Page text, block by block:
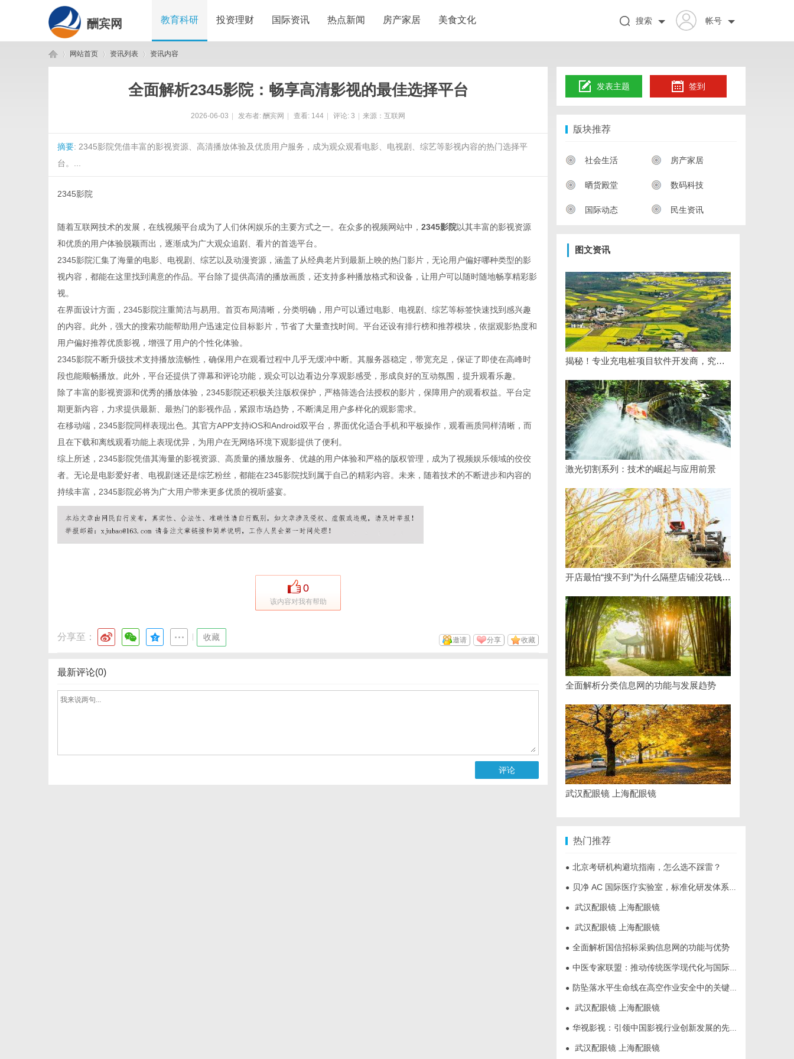
酬宾网 教育科研 投资理财 国际资讯 热点新闻 房产家居 美食文化 帐号
搜索
网站首页 资讯列表 资讯内容
全面解析2345影院：畅享高清影视的最佳选择平台
2026-06-03 发布者: 酬宾网 查看: 144 评论: 3 来源：互联网
摘要: 2345影院凭借丰富的影视资源、高清播放体验及优质用户服务，成为观众观看电影、电视剧、综艺等影视内容的热门选择平
台。...
2345影院
随着互联网技术的发展，在线视频平台成为了人们休闲娱乐的主要方式之一。在众多的视频网站中， 2345影院以其丰富的影视资源
和优质的用户体验脱颖而出，逐渐成为广大观众追剧、看片的首选平台。
2345影院汇集了海量的电影、电视剧、综艺以及动漫资源，涵盖了从经典老片到最新上映的热门影片，无论用户偏好哪种类型的影
视内容，都能在这里找到满意的作品。平台除了提供高清的播放画质，还支持多种播放格式和设备，让用户可以随时随地畅享精彩影
视。
在界面设计方面，2345影院注重简洁与易用。首页布局清晰，分类明确，用户可以通过电影、电视剧、综艺等标签快速找到感兴趣
的内容。此外，强大的搜索功能帮助用户迅速定位目标影片，节省了大量查找时间。平台还设有排行榜和推荐模块，依据观影热度和
用户偏好推荐优质影视，增强了用户的个性化体验。
2345影院不断升级技术支持播放流畅性，确保用户在观看过程中几乎无缓冲中断。其服务器稳定，带宽充足，保证了即使在高峰时
段也能顺畅播放。此外，平台还提供了弹幕和评论功能，观众可以边看边分享观影感受，形成良好的互动氛围，提升观看乐趣。
除了丰富的影视资源和优秀的播放体验，2345影院还积极关注版权保护，严格筛选合法授权的影片，保障用户的观看权益。平台定
期更新内容，力求提供最新、最热门的影视作品，紧跟市场趋势，不断满足用户多样化的观影需求。
在移动端，2345影院同样表现出色。其官方APP支持iOS和Android双平台，界面优化适合手机和平板操作，观看画质同样清晰，而
且在下载和离线观看功能上表现优异，为用户在无网络环境下观影提供了便利。
综上所述，2345影院凭借其海量的影视资源、高质量的播放服务、优越的用户体验和严格的版权管理，成为了视频娱乐领域的佼佼
者。无论是电影爱好者、电视剧迷还是综艺粉丝，都能在2345影院找到属于自己的精彩内容。未来，随着技术的不断进步和内容的
持续丰富，2345影院必将为广大用户带来更多优质的视听盛宴。
0
该内容对我有帮助
分享至： 收藏 收藏
分享
邀请
最新评论(0)
评论
发表主题 签到
版块推荐
社会生活 房产家居
晒货殿堂 数码科技
国际动态 民生资讯
图文资讯
揭秘！专业充电桩项目软件开发商，究竟藏着哪些行业秘诀？
激光切割系列：技术的崛起与应用前景
开店最怕“搜不到”为什么隔壁店铺没花钱，ai却天天给他免费派单？
全面解析分类信息网的功能与发展趋势
武汉配眼镜 上海配眼镜
热门推荐
● 北京考研机构避坑指南，怎么选不踩雷？
● 贝净 AC 国际医疗实验室，标准化研发体系全解析
● 武汉配眼镜 上海配眼镜
● 武汉配眼镜 上海配眼镜
● 全面解析国信招标采购信息网的功能与优势
● 中医专家联盟：推动传统医学现代化与国际化的桥梁
● 防坠落水平生命线在高空作业安全中的关键作用与应用解析
● 武汉配眼镜 上海配眼镜
● 华视影视：引领中国影视行业创新发展的先行者
● 武汉配眼镜 上海配眼镜